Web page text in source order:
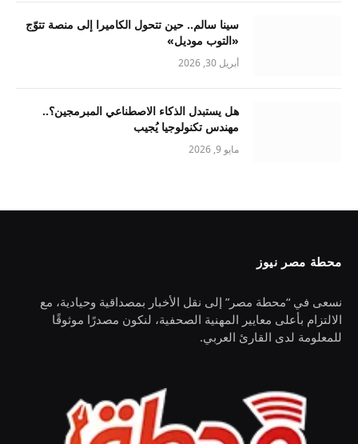
سينا سالم.. حين تتحول الكاميرا إلى منصة تتوّج
«التوب موديل»
أبريل 30, 2026
هل يستبدل الذكاء الاصطناعي المبرمجين؟..
مهندس تكنولوجيا يُجيب
مايو 9, 2026
محطة مصر نيوز
نسعى في “محطة مصر” إلى نقل الأخبار بمصداقية وحيادية، مع
الالتزام بأعلى معايير المهنية الصحفية، لنكون مصدرًا موثوقًا
للمعلومة لدى القارئ العربي.